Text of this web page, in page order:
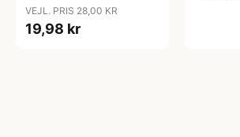
Strikkeopskrift 16x22
cm - 2 stk
VEJL. PRIS 28,00 KR
19,98 kr